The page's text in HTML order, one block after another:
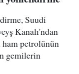
Suudi
Kanalı'ndan
ham petrolünün
gemilerin